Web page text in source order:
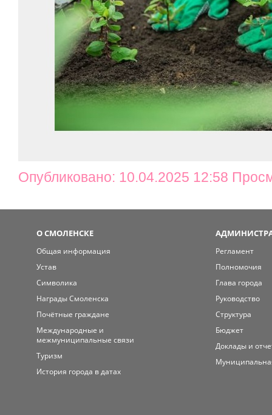
Опубликовано: 10.04.2025 12:58
О СМОЛЕНСКЕ
Общая информация
Устав
Символика
Награды Смоленска
Почётные граждане
Международные и
межмуниципальные связи
Туризм
История города в датах
Регламент
Полномочия
Глава города
Руководство
Структура
Бюджет
Доклады и